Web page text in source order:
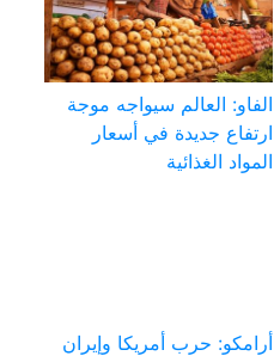
الفاو: العالم سيواجه موجة
ارتفاع جديدة في أسعار
المواد الغذائية
أرامكو: حرب أمريكا وإيران